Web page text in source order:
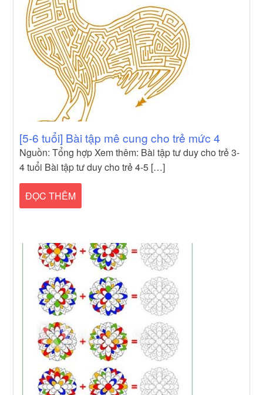
[5-6 tuổi] Bài tập mê cung cho trẻ mức 4
Nguồn: Tổng hợp Xem thêm: Bài tập tư duy cho trẻ 3-
4 tuổi Bài tập tư duy cho trẻ 4-5 […]
ĐỌC THÊM